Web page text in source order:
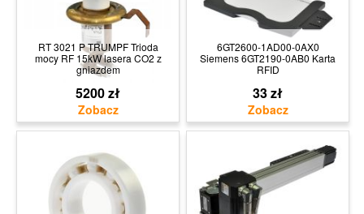
RT 3021 P TRUMPF Trioda
mocy RF 15kW lasera CO2 z
gniazdem
5200 zł
6GT2600-1AD00-0AX0
Siemens 6GT2190-0AB0 Karta
RFID
33 zł